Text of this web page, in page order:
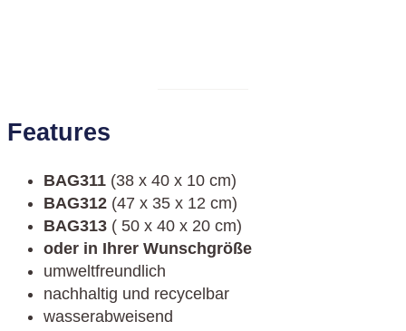
Features
BAG311 (38 x 40 x 10 cm)
BAG312 (47 x 35 x 12 cm)
BAG313 ( 50 x 40 x 20 cm)
oder in Ihrer Wunschgröße
umweltfreundlich
nachhaltig und recycelbar
wasserabweisend